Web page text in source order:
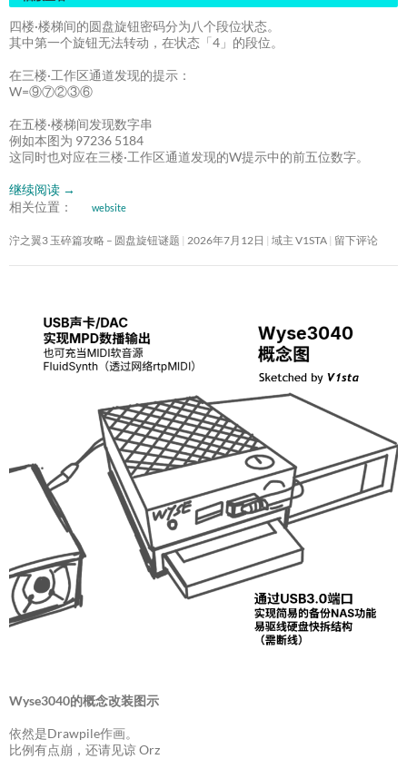
四楼·楼梯间的圆盘旋钮密码分为八个段位状态。
其中第一个旋钮无法转动，在状态「4」的段位。
在三楼·工作区通道发现的提示：
W=⑨⑦②③⑥
在五楼·楼梯间发现数字串
例如本图为 97236 5184
这同时也对应在三楼·工作区通道发现的W提示中的前五位数字。
继续阅读 →
相关位置：
website
泞之翼3 玉碎篇攻略 – 圆盘旋钮谜题 2026年7月12日 域主 V1STA 留下评论
Wyse3040的概念改装图示
依然是Drawpile作画。
比例有点崩，还请见谅 Orz